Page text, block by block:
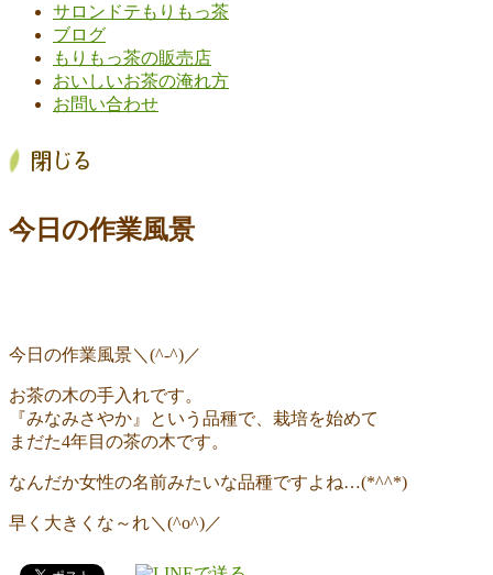
サロンドテもりもっ茶
ブログ
もりもっ茶の販売店
おいしいお茶の淹れ方
お問い合わせ
今日の作業風景
今日の作業風景＼(^-^)／
お茶の木の手入れです。
『みなみさやか』という品種で、栽培を始めて
まだた4年目の茶の木です。
なんだか女性の名前みたいな品種ですよね…(*^^*)
早く大きくな～れ＼(^o^)／